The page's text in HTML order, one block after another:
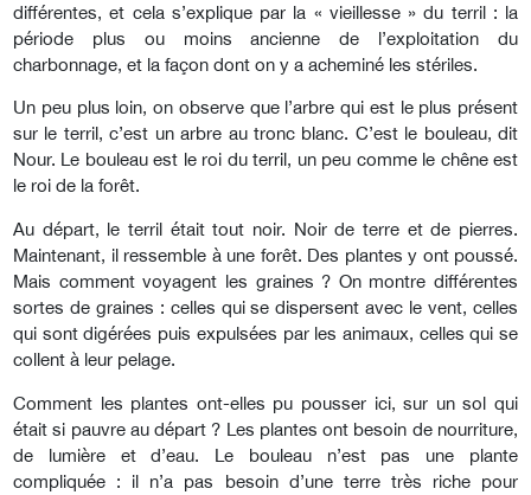
différentes, et cela s’explique par la « vieillesse » du terril : la
période plus ou moins ancienne de l’exploitation du
charbonnage, et la façon dont on y a acheminé les stériles.
Un peu plus loin, on observe que l’arbre qui est le plus présent
sur le terril, c’est un arbre au tronc blanc. C’est le bouleau, dit
Nour. Le bouleau est le roi du terril, un peu comme le chêne est
le roi de la forêt.
Au départ, le terril était tout noir. Noir de terre et de pierres.
Maintenant, il ressemble à une forêt. Des plantes y ont poussé.
Mais comment voyagent les graines ? On montre différentes
sortes de graines : celles qui se dispersent avec le vent, celles
qui sont digérées puis expulsées par les animaux, celles qui se
collent à leur pelage.
Comment les plantes ont-elles pu pousser ici, sur un sol qui
était si pauvre au départ ? Les plantes ont besoin de nourriture,
de lumière et d’eau. Le bouleau n’est pas une plante
compliquée : il n’a pas besoin d’une terre très riche pour